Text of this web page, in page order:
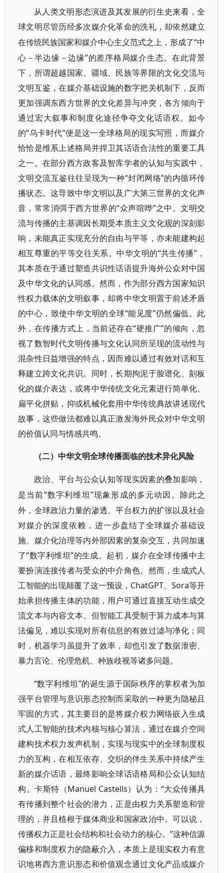
从人类文明形态演进及其发展的衍生史来看，全
球文明尽管历经多次媒介化革命的洗礼，却依然建立
在传统民族国家和媒介中心主义范式之上，形成了“中
心－半边缘－边缘”的差序格局媒介生态。在此背景
下，所谓超越国家、疆域、民族等界限的文化交流与
文明互鉴，在媒介基础设施的数字把关机制下，反而
更加强调东西方世界的文化差异与冲突，各方倾向于
通过宏大叙事和制度化途径争夺文化话语权。如今
的“乌卡时代”便是这一全球格局的现实写照，而媒介
恰恰是维系上述格局并捍卫其话语合法性的重要工具
之一。在部分西方政客及智库学者的认知与实践中，
文明交流互鉴往往呈现为一种“封闭网络”的内循环传
播状态。这导致中华文明以及广大第三世界的文化声
音，常常消弭于西方世界的“众声喧哗”之中。文明交
流与传播的主基调因长期受本质主义文化观的深刻影
响，未能真正实现充分的自由与平等，亦未能建构起
相互尊重的平等交往关系。中华文明的“共生传播”，
其本质在于通过塑造共识性话语提升海外公众对中国
及中华文化的认同感。然而，作为部分西方国家知识
性权力载体的文明叙事，却将中华文明置于前述矛盾
的中心，致使中华文明的全球“能见度”仍然偏低。此
外，在传播方式上，当前还存在“硬推广”的倾向，忽
视了数智时代文明传播与文化认同所呈现的流动性与
混杂性日益增强的特点，因而难以通过有效对话和互
释建立跨文化共识。同时，长期拘泥于脸谱化、刻板
化的媒介表达，或将中华传统文化元素进行简单化、
扁平化拼贴，抑或机械化套用中华传统典故讲述现代
故事，这些做法都难以真正激发海外民众对中华文明
的价值认同与情感共鸣。
（二）中华文明全球传播面临的技术异化风险
政治、平台与公众认知等现实因素的叠加影响，
是当前“数字利维坦”现象形成的多元动因。除此之
外，全球政治力量的渗透、平台权力的扩张以及社会
对媒介的深度依赖，进一步盘结了全球媒介基础设
施、媒介化治理等内外部因素的复杂交互，共同加速
了“数字利维坦”的生成。起初，媒介在全球传播中主
要扮演连接传者与受众的中介角色。然而，生成式人
工智能的出现颠覆了这一预设，ChatGPT、Sora等开
始承担传播主体的功能，用户可通过直接互动生成交
流文本与内容文本。但智能工具受制于算力成本与算
法偏见，难以实现对所有信息的有效过滤与净化；同
时，机器学习虽提升了效率，却也引发了数据泄密、
暴力言论、伦理危机、种族歧视等诸多问题。
“数字利维坦”的诞生源于国际秩序的掌权者为加
强平台管理与意识形态控制而采取的一种更为隐秘且
牢固的方式，其主要目的是将媒介权力网络嵌入生成
式人工智能的技术内核与核心算法，通过在媒介空间
建构技术权力发声机制，实现与现实中的全球制度权
力的互构，在相互依存、交织的伴生关系中持续产生
新的媒介话语，最终影响全球话语格局和公众认知结
构。卡斯特（Manuel Castells）认为：“大众传播具
有传播到整个社会的潜力，正是由权力关系塑造和管
理的，并且植根于媒体商业和国家政治中。可以说，
传播权力正是社会结构和社会动力的核心。”这种信源
偏移和制度权力的隐蔽介入，本质上是现实权力有意
识地将西方意识形态和价值观念通过文化产品或媒介